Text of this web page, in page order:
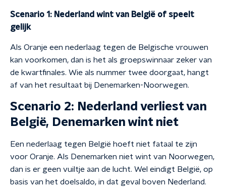
Scenario 1: Nederland wint van België of speelt
gelijk
Als Oranje een nederlaag tegen de Belgische vrouwen
kan voorkomen, dan is het als groepswinnaar zeker van
de kwartfinales. Wie als nummer twee doorgaat, hangt
af van het resultaat bij Denemarken-Noorwegen.
Scenario 2: Nederland verliest van
België, Denemarken wint niet
Een nederlaag tegen België hoeft niet fataal te zijn
voor Oranje. Als Denemarken niet wint van Noorwegen,
dan is er geen vuiltje aan de lucht. Wel eindigt België, op
basis van het doelsaldo, in dat geval boven Nederland.